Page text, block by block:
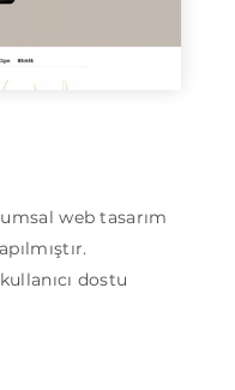
web tasarım
dostu